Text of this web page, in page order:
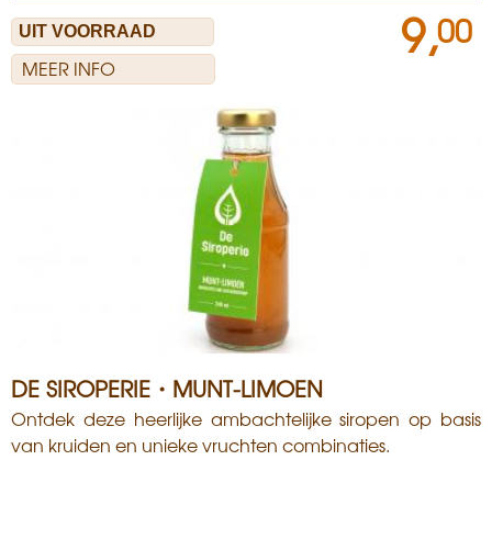
MEER INFO
9,00
DE SIROPERIE・MUNT-LIMOEN
Ontdek deze heerlijke ambachtelijke siropen op basis
van kruiden en unieke vruchten combinaties.